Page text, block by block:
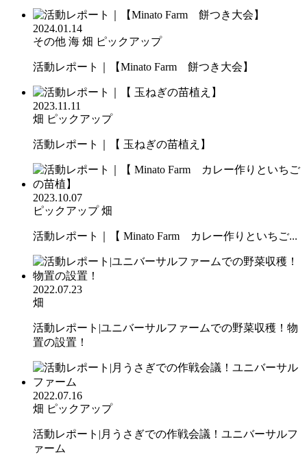
2024.01.14
その他 海 畑 ピックアップ
活動レポート｜【Minato Farm 餅つき大会】
2023.11.11
畑 ピックアップ
活動レポート｜【 玉ねぎの苗植え】
2023.10.07
ピックアップ 畑
活動レポート｜【 Minato Farm カレー作りといちご...
2022.07.23
畑
活動レポート|ユニバーサルファームでの野菜収穫！物
置の設置！
2022.07.16
畑 ピックアップ
活動レポート|月うさぎでの作戦会議！ユニバーサルフ
ァーム